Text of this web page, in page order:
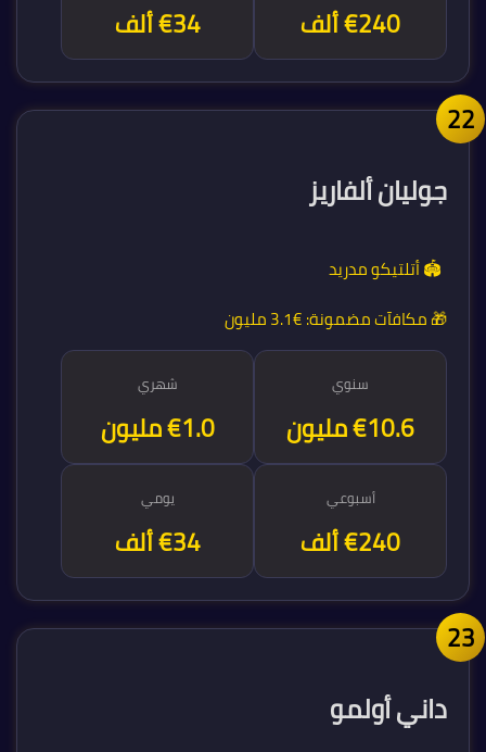
€240 ألف €34 ألف
جوليان ألفاريز
🏟️ أتلتيكو مدريد
🎁 مكافآت مضمونة:€3.1 مليون
سنوي
€12.5 مليون
شهري
€1.0 مليون
أسبوعي
€240 ألف
يومي
€34 ألف
داني أولمو